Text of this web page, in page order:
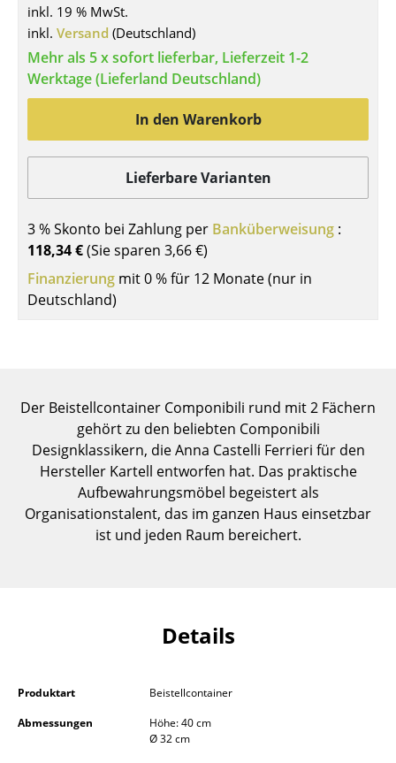
Tische
Beistelltische
Schreibtische
Sekretäre & PC-Tische
Konferenztische
Stehtische & Stehpulte
Kindertische
Einzelteile
... alle Tische
Aufbewahren
Regale & Schränke
Beistell- & Rollcontainer
Barmöbel
inkl. 19 % MwSt.
inkl. Versand (Deutschland)
Mehr als 5 x sofort lieferbar, Lieferzeit 1-2
Werktage (Lieferland Deutschland)
In den Warenkorb
Lieferbare Varianten
3 % Skonto bei Zahlung per Banküberweisung :
118,34 €(Sie sparen 3,66 €)
Finanzierung mit 0 % für 12 Monate (nur in
Deutschland)
Der Beistellcontainer Componibili rund mit 2 Fächern
gehört zu den beliebten Componibili
Designklassikern, die Anna Castelli Ferrieri für den
Hersteller Kartell entworfen hat. Das praktische
Aufbewahrungsmöbel begeistert als
Organisationstalent, das im ganzen Haus einsetzbar
ist und jeden Raum bereichert.
Details
Produktart
Beistellcontainer
Abmessungen
Höhe: 40 cm
Ø 32 cm